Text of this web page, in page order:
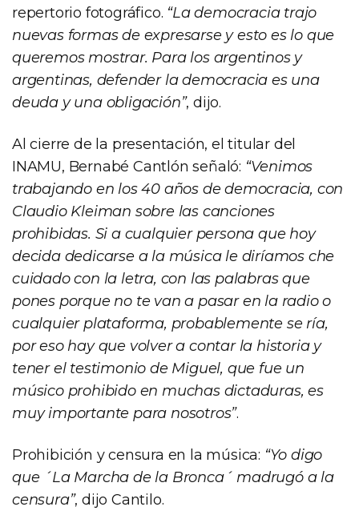
repertorio fotográfico. “La democracia trajo
nuevas formas de expresarse y esto es lo que
queremos mostrar. Para los argentinos y
argentinas, defender la democracia es una
deuda y una obligación”, dijo.
Al cierre de la presentación, el titular del
INAMU, Bernabé Cantlón señaló: “Venimos
trabajando en los 40 años de democracia, con
Claudio Kleiman sobre las canciones
prohibidas. Si a cualquier persona que hoy
decida dedicarse a la música le diríamos che
cuidado con la letra, con las palabras que
pones porque no te van a pasar en la radio o
cualquier plataforma, probablemente se ría,
por eso hay que volver a contar la historia y
tener el testimonio de Miguel, que fue un
músico prohibido en muchas dictaduras, es
muy importante para nosotros”.
Prohibición y censura en la música: “Yo digo
que ´La Marcha de la Bronca´ madrugó a la
censura”, dijo Cantilo.